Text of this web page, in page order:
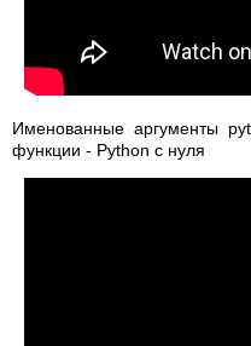
Именованные аргументы
функции - Python с нуля